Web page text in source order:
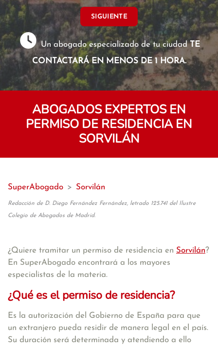
SIGUIENTE
Un abogado especializado de tu ciudadTE
CONTACTARÁ EN MENOS DE 1 HORA.
ABOGADOS EXPERTOS EN
PERMISO DE RESIDENCIA EN
SORVILÁN
SuperAbogado > Sorvilán
Redacción de D. Diego Fernández Fernández, letrado 125.741 del Ilustre
Colegio de Abogados de Madrid.
¿Quiere tramitar un permiso de residencia en Sorvilán?
En SuperAbogado encontrará a los mayores
especialistas de la materia.
¿Qué es el permiso de residencia?
Es la autorización del Gobierno de España para que
un extranjero pueda residir de manera legal en el país.
Su duración será determinada y atendiendo a ello